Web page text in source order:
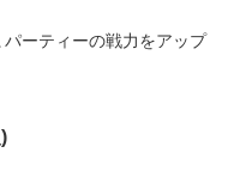
ーティーの戦力をアップ